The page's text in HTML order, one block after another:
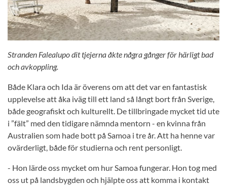
Stranden Falealupo dit tjejerna åkte några gånger för härligt bad
och avkoppling.
Både Klara och Ida är överens om att det var en fantastisk
upplevelse att åka iväg till ett land så långt bort från Sverige,
både geografiskt och kulturellt. De tillbringade mycket tid ute
i ”fält” med den tidigare nämnda mentorn - en kvinna från
Australien som hade bott på Samoa i tre år. Att ha henne var
ovärderligt, både för studierna och rent personligt.
- Hon lärde oss mycket om hur Samoa fungerar. Hon tog med
oss ut på landsbygden och hjälpte oss att komma i kontakt